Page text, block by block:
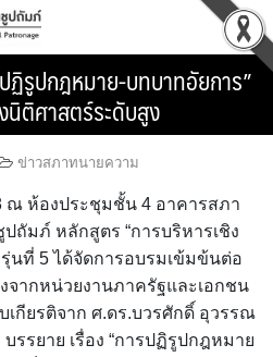
ฏิรูปกฎหมาย-บทบาทอัยการ”
นิติศาสตร์ระดับสูง
ข่าวสภาทนายความ
ณ ห้องประชุมชั้น 4 อาคารสภา
ถัมภ์ หลักสูตร “การบริหารเชิง
นที่ 5 ได้จัดการอบรมเข้มข้นต่อ
จากหน่วยงานภาครัฐและเอกชน
เกียรติจาก ศ.ดร.บวรศักดิ์ อุวรรณ
รยาย เรื่อง “การปฏิรูปกฎหมาย